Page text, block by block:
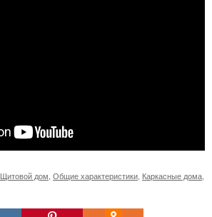
Щитовой дом, Общие характеристики, Каркасные дома,